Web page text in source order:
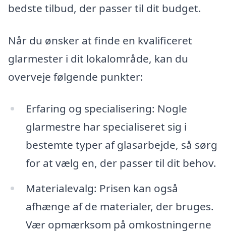
bedste tilbud, der passer til dit budget.
Når du ønsker at finde en kvalificeret
glarmester i dit lokalområde, kan du
overveje følgende punkter:
Erfaring og specialisering: Nogle
glarmestre har specialiseret sig i
bestemte typer af glasarbejde, så sørg
for at vælg en, der passer til dit behov.
Materialevalg: Prisen kan også
afhænge af de materialer, der bruges.
Vær opmærksom på omkostningerne